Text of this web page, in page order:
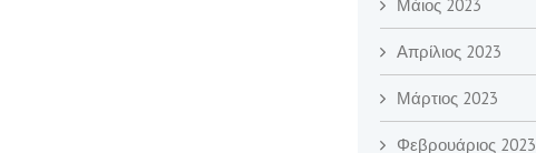
Μάιος 2023
Απρίλιος 2023
Μάρτιος 2023
Φεβρουάριος 2023